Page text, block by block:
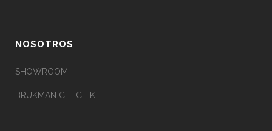
NOSOTROS
SHOWROOM
BRUKMAN CHECHIK